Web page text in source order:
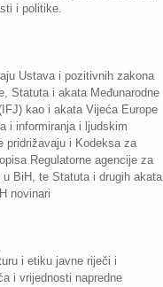
i politike.
Ustava i pozitivnih zakona
Statuta i akata Međunarodne
kao i akata Vijeća Europe
i informiranja i ljudskim
pridrižavaju i Kodeksa za
Regulatorne agencije za
u BiH, te Statuta i drugih akata
novinari
i etiku javne riječi i
i vrijednosti napredne